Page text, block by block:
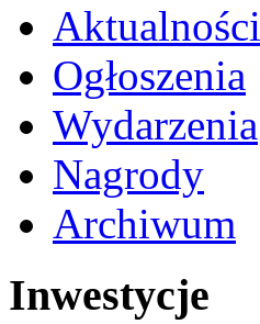
Aktualności
Ogłoszenia
Wydarzenia
Nagrody
Archiwum
Inwestycje